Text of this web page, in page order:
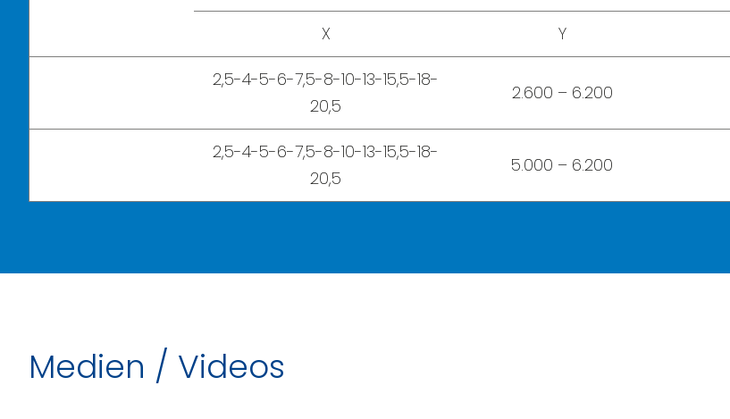
X Y
2,5-4-5-6-7,5-8-10-13-15,5-18-
20,5
2.600 – 6.200
2,5-4-5-6-7,5-8-10-13-15,5-18-
20,5
5.000 – 6.200
Medien / Videos